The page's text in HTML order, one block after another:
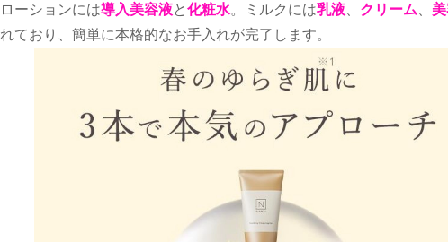
ローションには導入美容液と化粧水。ミルクには乳液、 クリーム
れており、簡単に本格的なお手入れが完了します。